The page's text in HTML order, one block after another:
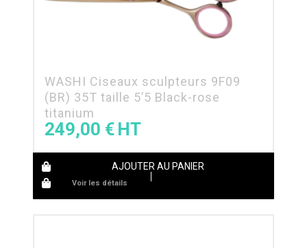
WASHI Ciseaux sculpteurs 9F09
(BR) 35T taille 5’5 Black-rose
titanium
249,00 €
AJOUTER AU PANIER
Voir les détails